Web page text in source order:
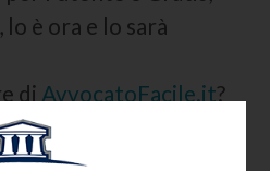
è ora e lo sarà
di AvvocatoFacile.it?
pagina è perché
curioso di capire